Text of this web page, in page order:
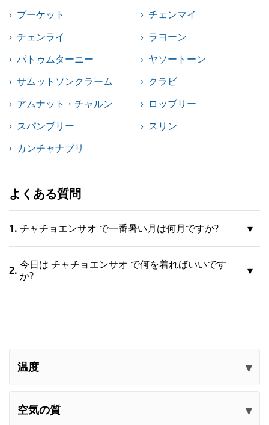
プーケット
チェンマイ
チェンライ
ラヨーン
パトゥムターニー
ヤソートーン
サムットソンクラーム
クラビ
アムナット・チャルン
ロッブリー
スパンブリー
スリン
カンチャナブリ
よくある質問
1. チャチョエンサオ で一番暑い月は何月ですか?
2. 今日は チャチョエンサオ で何を着ればいいです
か?
温度
空気の質